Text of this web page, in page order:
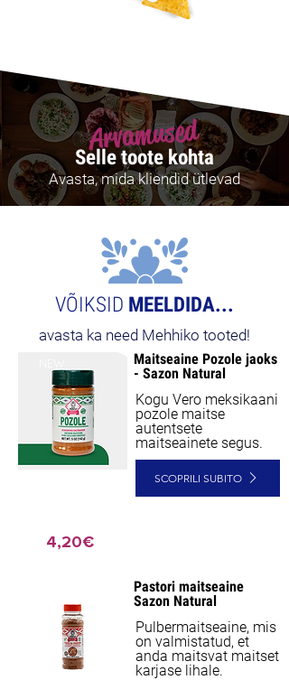
Arvamused
Selle toote kohta
Avasta, mida kliendid ütlevad
VÕIKSID MEELDIDA...
avasta ka need Mehhiko tooted!
Maitseaine Pozole jaoks
- Sazon Natural
Kogu Vero meksikaani
pozole maitse
autentsete
maitseainete segus.
SCOPRILI SUBITO
4,20€
Pastori maitseaine
Sazon Natural
Pulbermaitseaine, mis
on valmistatud, et
anda maitsvat maitset
karjase lihale.